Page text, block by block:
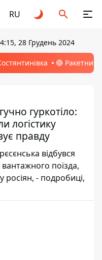
RU
28 Грудень 2024
🔴 Ракетний
гуркотіло:
логістику
правду
відбувся
поїзда,
росіян, - подробиці,